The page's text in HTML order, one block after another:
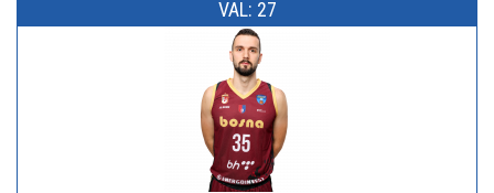
VAL: 27